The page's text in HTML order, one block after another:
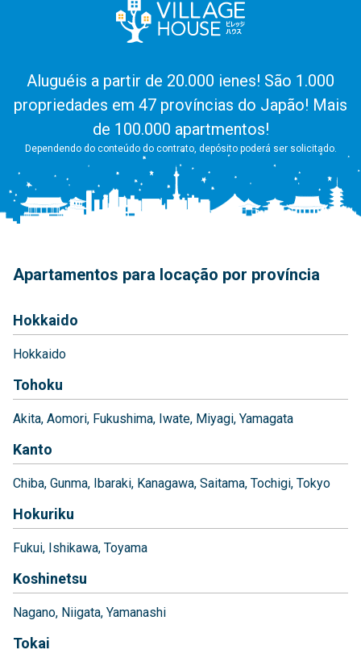
Aluguéis a partir de 20.000 ienes! São 1.000
propriedades em 47 províncias do Japão! Mais
de 100.000 apartmentos!
Dependendo do conteúdo do contrato, depósito poderá ser solicitado.
Apartamentos para locação por província
Hokkaido
Hokkaido
Tohoku
Akita Aomori Fukushima Iwate Miyagi Yamagata
Kanto
Chiba Gunma Ibaraki Kanagawa Saitama Tochigi Tokyo
Hokuriku
Fukui Ishikawa Toyama
Koshinetsu
Nagano Niigata Yamanashi
Tokai